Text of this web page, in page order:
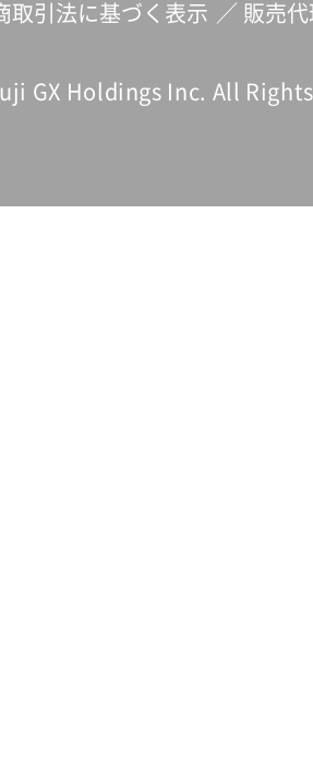
取引法に基づく表示 ／ 販売
GX Holdings Inc. All